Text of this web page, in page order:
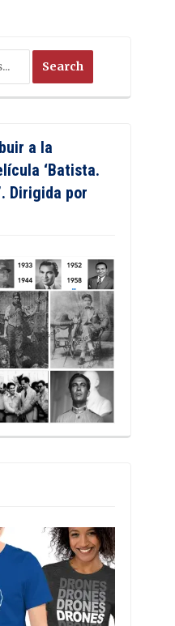
a la
‘Batista.
Dirigida por